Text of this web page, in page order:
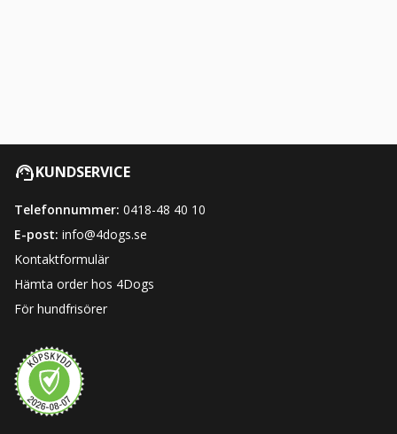
KUNDSERVICE
Telefonnummer: 0418-48 40 10
E-post: info@4dogs.se
Kontaktformulär
Hämta order hos 4Dogs
För hundfrisörer